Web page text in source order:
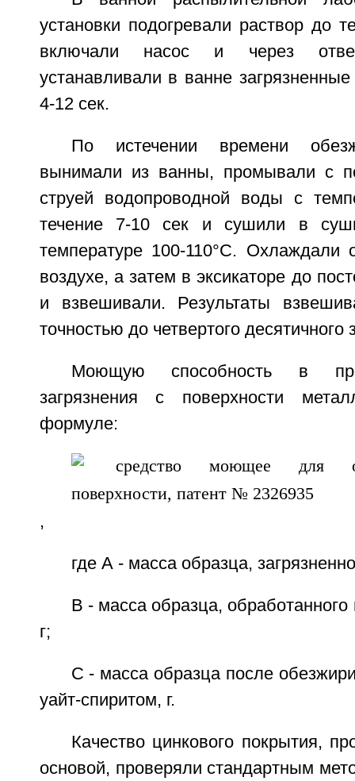
установки подогревали раствор до
включали насос и через
устанавливали в ванне
4-12 сек.
По истечении времени
вынимали из ванны, промывали с
струей водопроводной воды с
течение 7-10 сек и сушили в
температуре 100-110°С. Охлаждали
воздухе, а затем в эксикаторе до
и взвешивали. Результаты
точностью до четвертого десятичного
Моющую способность в
загрязнения с поверхности
формуле:
,
где А - масса образца,
В - масса образца,
г;
С - масса образца после
уайт-спиритом, г.
Качество цинкового покрытия,
основой, проверяли стандартным